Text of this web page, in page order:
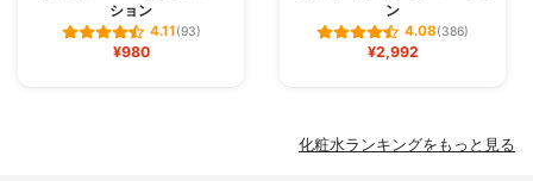
ション
4.11(93)
¥980
ン
4.08(386)
¥2,992
化粧水ランキングをもっと見る